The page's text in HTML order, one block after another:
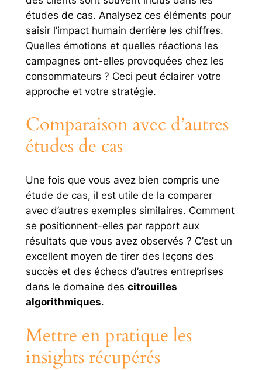
études de cas. Analysez ces éléments pour
saisir l’impact humain derrière les chiffres.
Quelles émotions et quelles réactions les
campagnes ont-elles provoquées chez les
consommateurs ? Ceci peut éclairer votre
approche et votre stratégie.
Comparaison avec d’autres
études de cas
Une fois que vous avez bien compris une
étude de cas, il est utile de la comparer
avec d’autres exemples similaires. Comment
se positionnent-elles par rapport aux
résultats que vous avez observés ? C’est un
excellent moyen de tirer des leçons des
succès et des échecs d’autres entreprises
dans le domaine des citrouilles
algorithmiques.
Mettre en pratique les
insights récupérés